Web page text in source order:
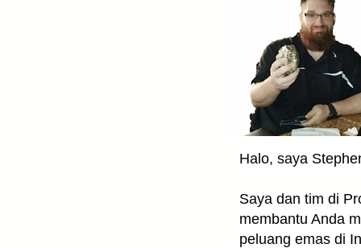
Halo, saya
Saya dan tim di
membantu Anda
peluang emas di